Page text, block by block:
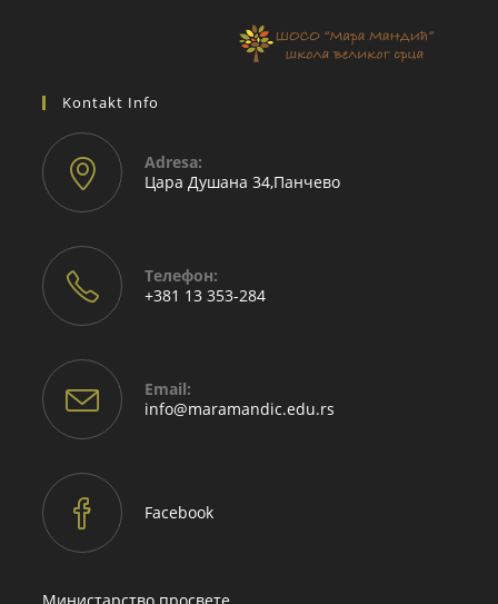
Kontakt Info
Adresа:
Цара Душана 34,Панчево
Телефон:
+381 13 353-284
Email:
info@maramandic.edu.rs
Facebook
Министарство просвете